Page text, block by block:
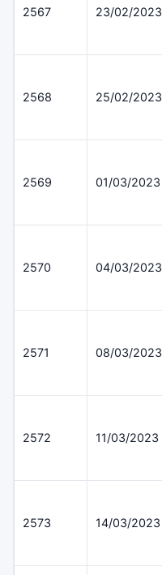
2567 23/02/2023
2568 25/02/2023
2569 01/03/2023
2570 04/03/2023
2571 08/03/2023
2572 11/03/2023
2573 14/03/2023